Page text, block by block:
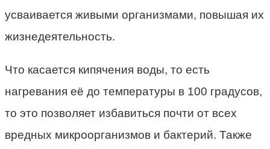
усваивается живыми организмами, повышая их
жизнедеятельность.
Что касается кипячения воды, то есть
нагревания её до температуры в 100 градусов,
то это позволяет избавиться почти от всех
вредных микроорганизмов и бактерий. Также